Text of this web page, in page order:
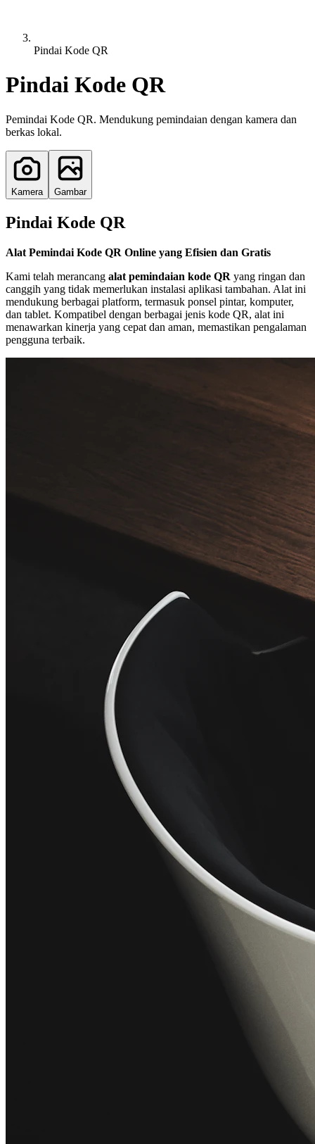
Pindai Kode QR
Pindai Kode QR
Pemindai Kode QR. Mendukung pemindaian dengan kamera dan
berkas lokal.
Kamera Gambar
Pindai Kode QR
Alat Pemindai Kode QR Online yang Efisien dan Gratis
Kami telah merancang alat pemindaian kode QR yang ringan dan
canggih yang tidak memerlukan instalasi aplikasi tambahan. Alat ini
mendukung berbagai platform, termasuk ponsel pintar, komputer,
dan tablet. Kompatibel dengan berbagai jenis kode QR, alat ini
menawarkan kinerja yang cepat dan aman, memastikan pengalaman
pengguna terbaik.